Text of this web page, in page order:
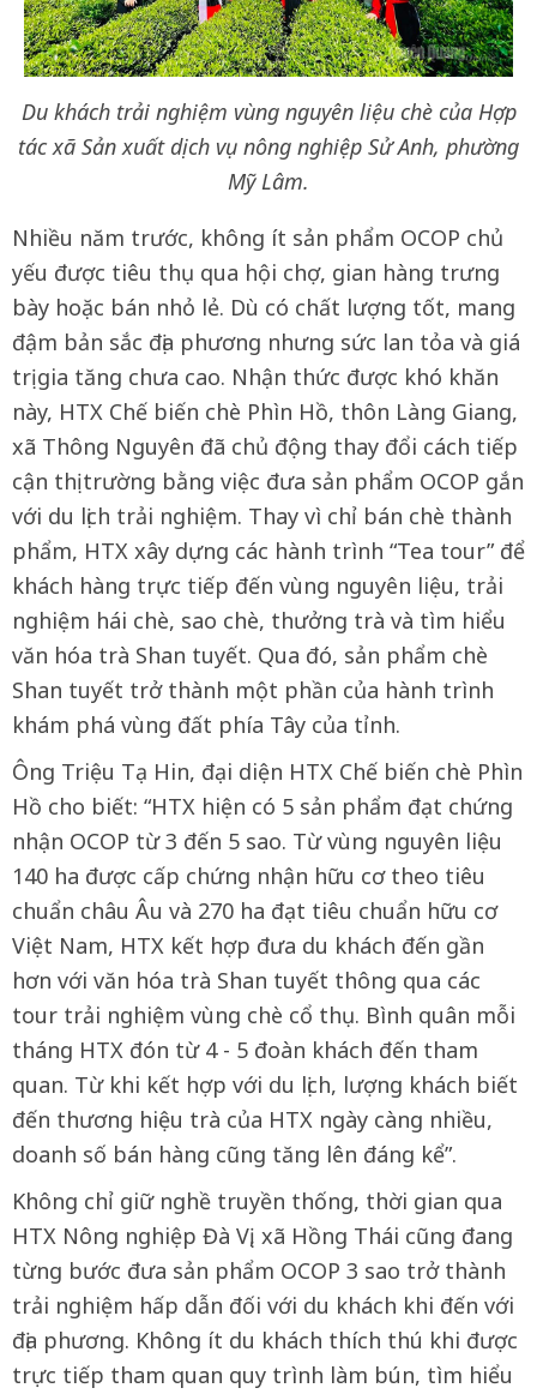
Du khách trải nghiệm vùng nguyên liệu chè của Hợp
tác xã Sản xuất dịch vụ nông nghiệp Sử Anh, phường
Mỹ Lâm.
Nhiều năm trước, không ít sản phẩm OCOP chủ
yếu được tiêu thụ qua hội chợ, gian hàng trưng
bày hoặc bán nhỏ lẻ. Dù có chất lượng tốt, mang
đậm bản sắc địa phương nhưng sức lan tỏa và giá
trị gia tăng chưa cao. Nhận thức được khó khăn
này, HTX Chế biến chè Phìn Hồ, thôn Làng Giang,
xã Thông Nguyên đã chủ động thay đổi cách tiếp
cận thị trường bằng việc đưa sản phẩm OCOP gắn
với du lịch trải nghiệm. Thay vì chỉ bán chè thành
phẩm, HTX xây dựng các hành trình “Tea tour” để
khách hàng trực tiếp đến vùng nguyên liệu, trải
nghiệm hái chè, sao chè, thưởng trà và tìm hiểu
văn hóa trà Shan tuyết. Qua đó, sản phẩm chè
Shan tuyết trở thành một phần của hành trình
khám phá vùng đất phía Tây của tỉnh.
Ông Triệu Tạ Hin, đại diện HTX Chế biến chè Phìn
Hồ cho biết: “HTX hiện có 5 sản phẩm đạt chứng
nhận OCOP từ 3 đến 5 sao. Từ vùng nguyên liệu
140 ha được cấp chứng nhận hữu cơ theo tiêu
chuẩn châu Âu và 270 ha đạt tiêu chuẩn hữu cơ
Việt Nam, HTX kết hợp đưa du khách đến gần
hơn với văn hóa trà Shan tuyết thông qua các
tour trải nghiệm vùng chè cổ thụ. Bình quân mỗi
tháng HTX đón từ 4 - 5 đoàn khách đến tham
quan. Từ khi kết hợp với du lịch, lượng khách biết
đến thương hiệu trà của HTX ngày càng nhiều,
doanh số bán hàng cũng tăng lên đáng kể”.
Không chỉ giữ nghề truyền thống, thời gian qua
HTX Nông nghiệp Đà Vị, xã Hồng Thái cũng đang
từng bước đưa sản phẩm OCOP 3 sao trở thành
trải nghiệm hấp dẫn đối với du khách khi đến với
địa phương. Không ít du khách thích thú khi được
trực tiếp tham quan quy trình làm bún, tìm hiểu